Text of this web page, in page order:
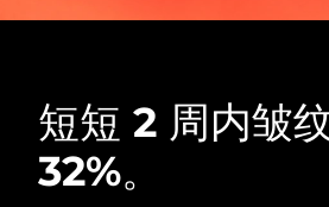
短短 2 周内皱
32%。
奥地利
巴林